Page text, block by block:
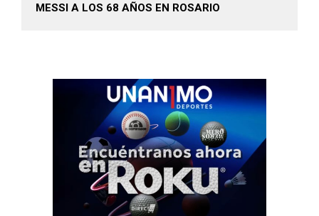
MESSI A LOS 68 AÑOS EN ROSARIO